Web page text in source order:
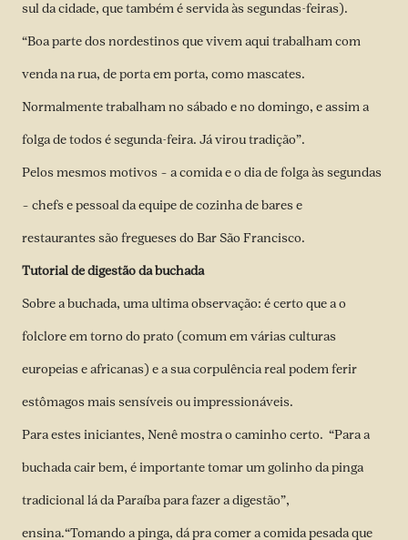
sul da cidade, que também é servida às segundas-feiras).
“Boa parte dos nordestinos que vivem aqui trabalham com
venda na rua, de porta em porta, como mascates.
Normalmente trabalham no sábado e no domingo, e assim a
folga de todos é segunda-feira. Já virou tradição”.
Pelos mesmos motivos – a comida e o dia de folga às segundas
– chefs e pessoal da equipe de cozinha de bares e
restaurantes são fregueses do Bar São Francisco.
Tutorial de digestão da buchada
Sobre a buchada, uma ultima observação: é certo que a o
folclore em torno do prato (comum em várias culturas
europeias e africanas) e a sua corpulência real podem ferir
estômagos mais sensíveis ou impressionáveis.
Para estes iniciantes, Nenê mostra o caminho certo. “Para a
buchada cair bem, é importante tomar um golinho da pinga
tradicional lá da Paraíba para fazer a digestão”,
ensina.“Tomando a pinga, dá pra comer a comida pesada que